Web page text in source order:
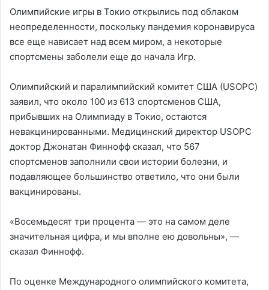
Олимпийские игры в Токио открылись под облаком
неопределенности, поскольку пандемия коронавируса
все еще нависает над всем миром, а некоторые
спортсмены заболели еще до начала Игр.
Олимпийский и паралимпийский комитет США (USOPC)
заявил, что около 100 из 613 спортсменов США,
прибывших на Олимпиаду в Токио, остаются
невакцинированными. Медицинский директор USOPC
доктор Джонатан Финнофф сказал, что 567
спортсменов заполнили свои истории болезни, и
подавляющее большинство ответило, что они были
вакцинированы.
«Восемьдесят три процента — это на самом деле
значительная цифра, и мы вполне ею довольны», —
сказал Финнофф.
По оценке Международного олимпийского комитета,